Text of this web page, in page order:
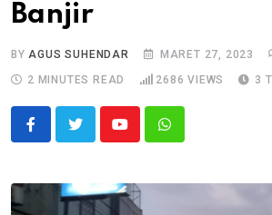
Banjir
BYAGUS SUHENDAR MARET 27, 2023
2 MINUTES READ
2686 VIEWS 3
YoutubeWhatsapp